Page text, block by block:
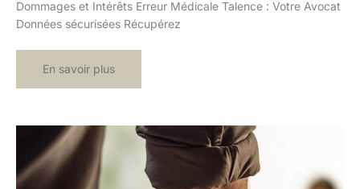
Dommages et Intérêts Erreur Médicale Talence : Votre Avocat
Données sécurisées Récupérez
Dommages
Intérêts
Talence
Votre
Avocat
En savoir plus